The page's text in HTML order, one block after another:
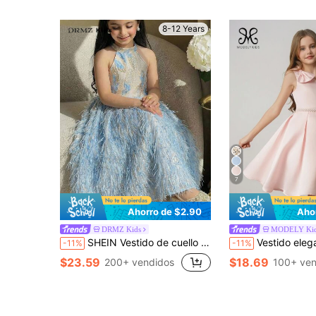
8-12 Years
Ahorro de $2.90
DRMZ Kids
-11% SHEIN Vestido de cuello halter con dobladillo de felpa de jacquard elegante y de moda para niñas preadolescentes
$23.59 200+ vendidos
7
MODELY
-11% Vestido elegante y minimalista sin mangas con acento de lazo, cintura fruncida y silueta en A para
$18.69 100+